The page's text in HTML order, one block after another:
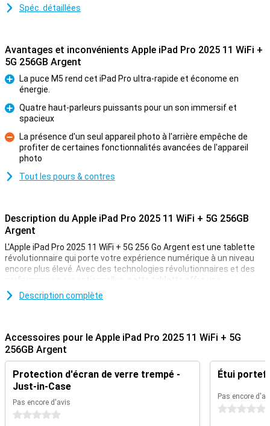
Spéc. détaillées
Avantages et inconvénients Apple iPad Pro 2025 11 WiFi +
5G 256GB Argent
Pour
La puce M5 rend cet iPad Pro ultra-rapide et économe en
énergie.
Pour
Quatre haut-parleurs puissants pour un son immersif et
spacieux
Contre
La présence d'un seul appareil photo à l'arrière empêche de
profiter de certaines fonctionnalités avancées de l'appareil
photo
Tout les pours & contres
Description du Apple iPad Pro 2025 11 WiFi + 5G 256GB
Argent
L'Apple iPad Pro 2025 11 WiFi + 5G 256 Go Argent est une tablette
révolutionnaire qui porte votre expérience numérique à un niveau
encore plus élevé. Avec des technologies révolutionnaires et des
performances exceptionnelles, cette tablette offre une
combinaison sans précédent de vitesse, de précision et de
puissance. Elle est équipée de la puce M5 ultra-rapide d'Apple,
Puce M5
La puce M5 offre une vitesse inégalée. Que vous utilisiez plusieurs
applications simultanément, que vous modifiiez des fichiers
volumineux ou que vous jouiez à des jeux intenses, tout s'exécute
sans effort et sans problème. Même les tâches d'intelligence
artificielle s'exécutent rapidement et en douceur avec ce
processeur. Parallèlement, cette puce est encore plus économe en
Description complète
Accessoires pour le Apple iPad Pro 2025 11 WiFi + 5G
256GB Argent
Protection d'écran de verre trempé -
Just-in-Case
Pas encore d'avis
0 étoiles
Étui
Pas encore
0 étoiles